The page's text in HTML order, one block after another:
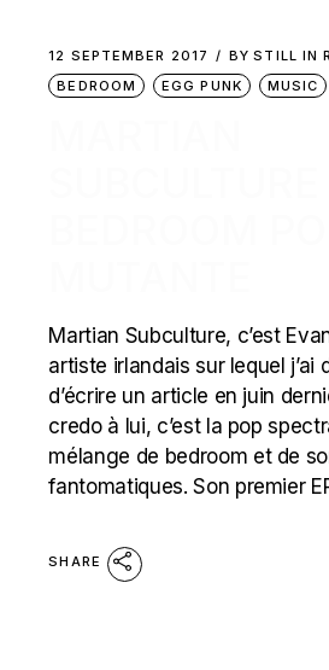
12 SEPTEMBER 2017 BY STILL IN
BEDROOM
EGG PUNK MUSIC
Martian Subculture, c’est
artiste irlandais sur lequel j’ai
d’écrire un article en juin
credo à lui, c’est la pop
mélange de bedroom et de
fantomatiques. Son premier
SHARE